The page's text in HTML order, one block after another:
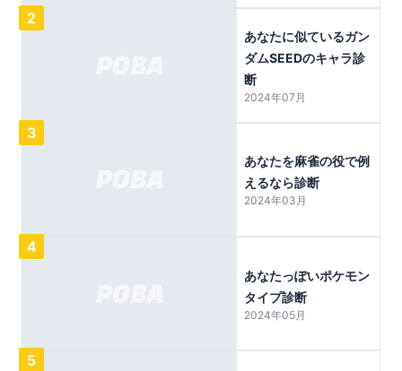
2
あなたに似ているガン
ダムSEEDのキャラ診
断
2024年07月
3
あなたを麻雀の役で例
えるなら診断
2024年03月
4
あなたっぽいポケモン
タイプ診断
2024年05月
5